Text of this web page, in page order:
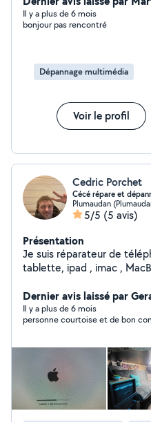
Il y a plus de 6 mois
bonjour pas rencontré
Dépannage multimédia
Voir le profil
Cedric Porchet
Cécé répare et
Plumaudan
5/5 (5 avis)
Présentation
Je suis réparateur de
tablette, ipad , imac ,
placo , rail , parquet, wc,
Dernier avis laissé par
Il y a plus de 6 mois
personne courtoise et de bon